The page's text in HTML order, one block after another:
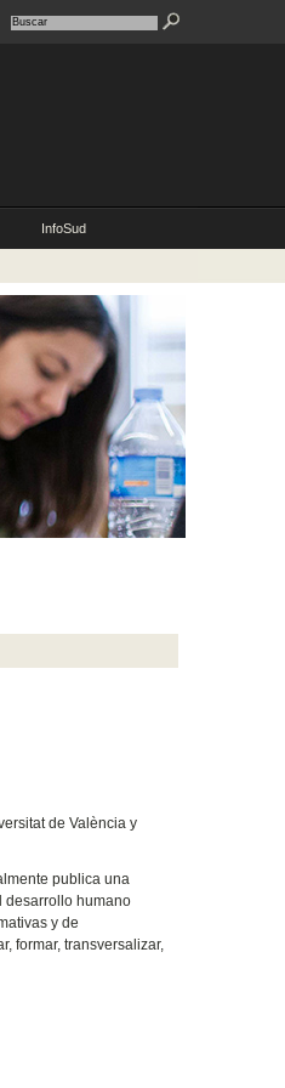
InfoSud
de València y
publica una
desarrollo humano
y de
formar, transversalizar,